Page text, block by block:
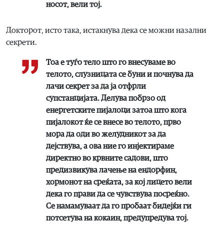
носот, вели тој.
Докторот, исто така, истакнува дека се можни назални
секрети.
Тоа е туѓо тело што го внесуваме во
телото, слузницата се буни и почнува да
лачи секрет за да ја отфрли
супстанцијата. Делува побрзо од
енергетските пијалоци затоа што кога
пијалокот ќе се внесе во телото, прво
мора да оди во желудникот за да
дејствува, а ова ние го инјектираме
директно во крвните садови, што
предизвикува лачење на ендорфин,
хормонот на среќата, за кој лицето вели
дека го прави да се чувствува посреќно.
Се намамуваат да го пробаат бидејќи ги
потсетува на кокаин, предупредува тој.